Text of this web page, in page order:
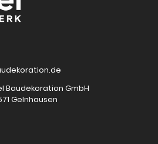
Baudekoration GmbH
Gelnhausen